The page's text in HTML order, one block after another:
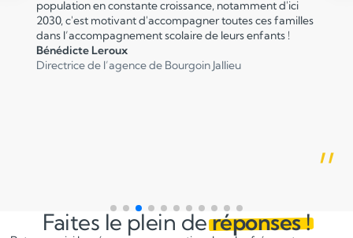
population en constante croissance, notamment d'ici
2030, c'est motivant d'accompagner toutes ces familles
dans l’accompagnement scolaire de leurs enfants !
Bénédicte Leroux
Directrice de l’agence de Bourgoin Jallieu
”
Faites le plein deréponses !